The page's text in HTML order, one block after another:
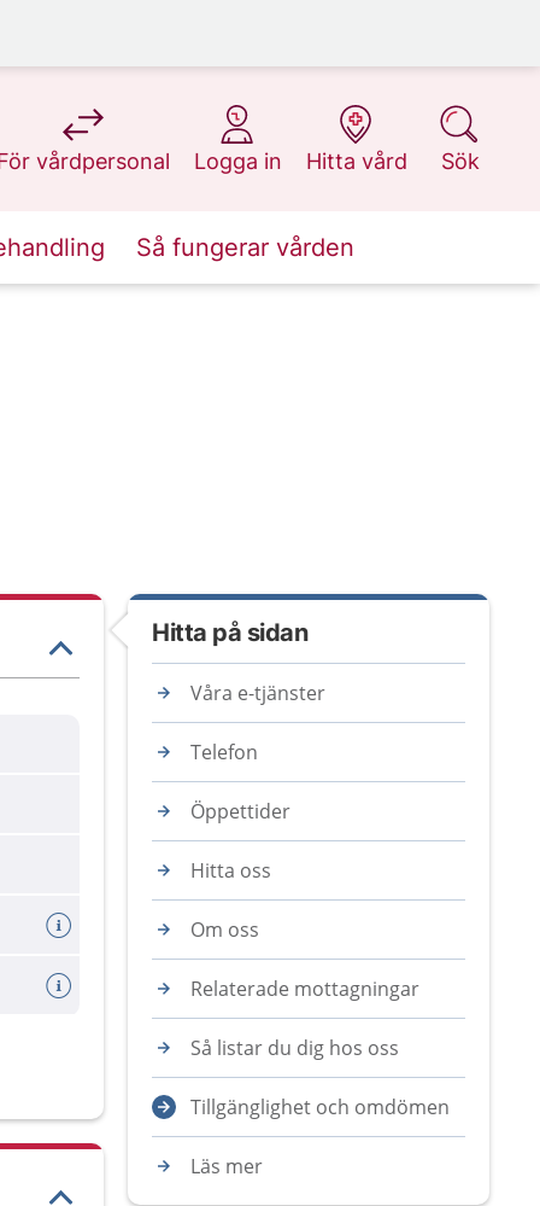
vårdpersonal
på 1177.se
Logga in
på 1177.se
Hitta vård
på 1177.se
Sök
på 1177.se
Så fungerar vården
Hitta på sidan
Våra e-tjänster
Telefon
Öppettider
Hitta oss
Om oss
Relaterade mottagningar
Så listar du dig hos oss
Tillgänglighet och omdömen
Läs mer